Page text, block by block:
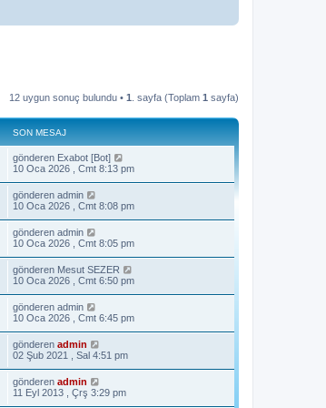
12 uygun sonuç bulundu • 1 . sayfa (Toplam 1 sayfa)
SON MESAJ
gönderen Exabot [Bot]
10 Oca 2026 , Cmt 8:13 pm
gönderen admin
10 Oca 2026 , Cmt 8:08 pm
gönderen admin
10 Oca 2026 , Cmt 8:05 pm
gönderen Mesut SEZER
10 Oca 2026 , Cmt 6:50 pm
gönderen admin
10 Oca 2026 , Cmt 6:45 pm
gönderen admin
02 Şub 2021 , Sal 4:51 pm
gönderen admin
11 Eyl 2013 , Çrş 3:29 pm